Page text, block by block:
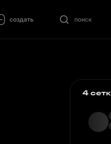
создать поиск
4